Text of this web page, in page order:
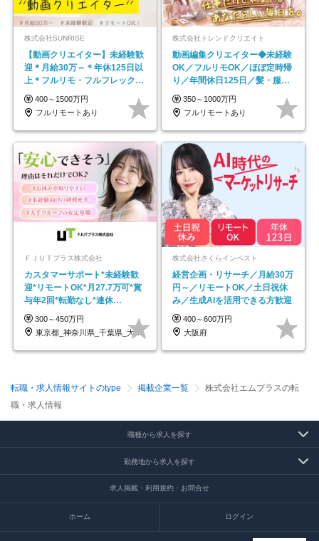
株式会社SUNRISE
【動画クリエイター】未経験歓
迎＊月給30万～＊年休125日以
上＊フルリモ・フルフレックス
◆10名の採用が決定◆
400～1500万円
フルリモートあり
株式会社トレンドクリエイト
動画編集クリエイター◆未経験
OK／フルリモOK／ほぼ定時帰
り／年間休日125日／髪・服・
ネイル自由／副業OK
350～1000万円
フルリモートあり
ＦＪＵＴプラス株式会社
カスタマーサポート*未経験歓
迎*リモートOK*月27.7万可*賞
与年2回*転勤なし*連休
OK/ZE010232
300～450万円
東京都_神奈川県_千葉県_大阪府_愛知県…
株式会社さくらインベスト
経営企画・リサーチ／月給30万
円～／リモートOK／土日祝休
み／生成AIを活用できる方歓迎
400～600万円
大阪府
転職・求人情報サイトのtype 掲載企業一覧
株式会社エムプラスの転
職・求人情報
職種から求人を探す
勤務地から求人を探す
求人掲載・利用規約・お問合せ
ホーム ログイン